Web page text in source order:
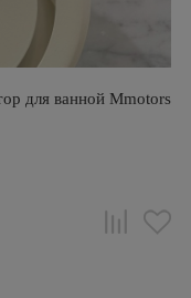
для ванной Mmotors